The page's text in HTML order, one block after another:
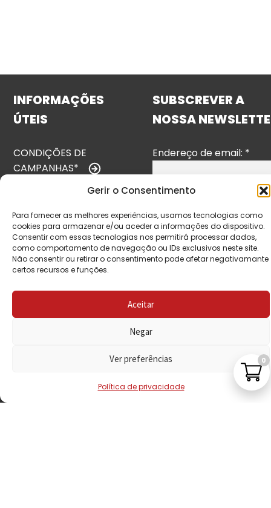
Gerir o Consentimento
Para fornecer as melhores experiências, usamos tecnologias como
cookies para armazenar e/ou aceder a informações do dispositivo.
Consentir com essas tecnologias nos permitirá processar dados,
como comportamento de navegação ou IDs exclusivos neste site.
Não consentir ou retirar o consentimento pode afetar negativamante
certos recursos e funções.
Aceitar
Negar
Ver preferências
Política de privacidade
INFORMAÇÕES
ÚTEIS
CONDIÇÕES DE
CAMPANHAS*
POLÍTICA DE
PRIVACIDADE
POLÍTICA DE
REEMBOLSO
LIVRO DE
SUBSCREVER A
NOSSA
Endereço de email: *
0